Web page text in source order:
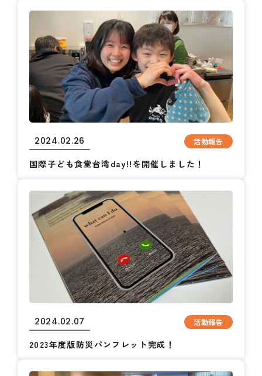
2024.02.26 活動報告
国際子ども食堂台湾day!!を開催しました！
2024.02.07 活動報告
2023年度版防災パンフレット完成！